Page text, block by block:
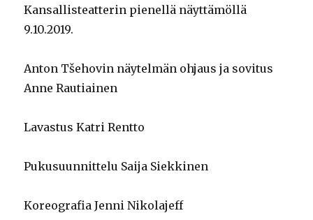
Kansallisteatterin pienellä näyttämöllä
9.10.2019.
Anton Tšehovin näytelmän ohjaus ja sovitus
Anne Rautiainen
Lavastus Katri Rentto
Pukusuunnittelu Saija Siekkinen
Koreografia Jenni Nikolajeff